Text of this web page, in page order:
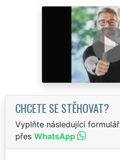
CHCETE SE STĚHOVAT?
Vyplňte následující
přes WhatsApp